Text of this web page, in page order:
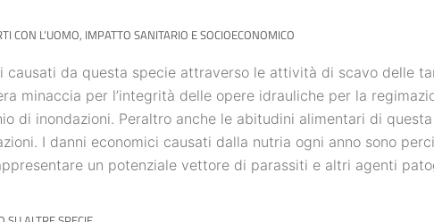
CON L’UOMO, IMPATTO SANITARIO E SOCIOECONOMICO
causati da questa specie attraverso le attività di scavo delle
minaccia per l’integrità delle opere idrauliche per la
di inondazioni. Peraltro anche le abitudini alimentari di
I danni economici causati dalla nutria ogni anno sono
un potenziale vettore di parassiti e altri agenti